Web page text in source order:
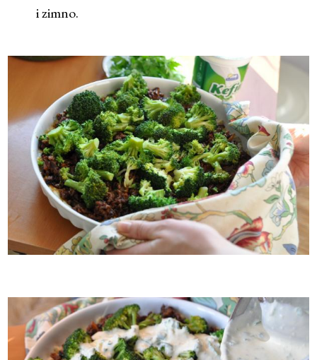
i zimno.